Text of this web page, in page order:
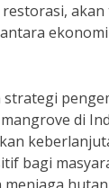
strategi
di
bagi